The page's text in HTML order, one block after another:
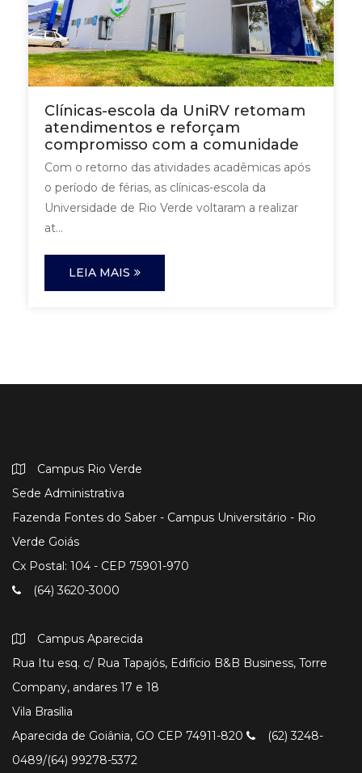
Clínicas-escola da UniRV retomam
atendimentos e reforçam
compromisso com a comunidade
Com o retorno das atividades acadêmicas após
o período de férias, as clínicas-escola da
Universidade de Rio Verde voltaram a realizar
at...
LEIA MAIS
Campus Rio Verde
Sede Administrativa
Fazenda Fontes do Saber - Campus Universitário - Rio
Verde Goiás
Cx Postal: 104 - CEP 75901-970
(64) 3620-3000
Campus Aparecida
Rua Itu esq. c/ Rua Tapajós, Edifício B&B Business, Torre
Company, andares 17 e 18
Vila Brasília
Aparecida de Goiânia, GO CEP 74911-820
(62) 3248-
0489/(64) 99278-5372